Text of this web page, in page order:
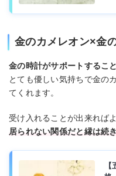
金のカメレオン×金
金の時計がサポートするこ
とても優しい気持ちで金の
てくれます。
受け入れることが出来れば
居られない関係だと縁は続